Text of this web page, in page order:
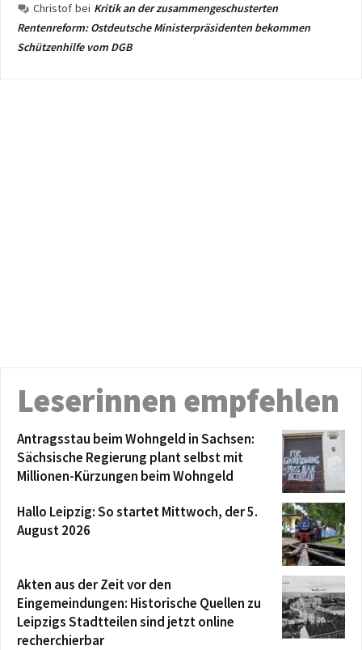
Christof bei Kritik an der zusammengeschusterten
Rentenreform: Ostdeutsche Ministerpräsidenten bekommen
Schützenhilfe vom DGB
Leserinnen empfehlen
Antragsstau beim Wohngeld in Sachsen:
Sächsische Regierung plant selbst mit
Millionen-Kürzungen beim Wohngeld
Hallo Leipzig: So startet Mittwoch, der 5.
August 2026
Akten aus der Zeit vor den
Eingemeindungen: Historische Quellen zu
Leipzigs Stadtteilen sind jetzt online
recherchierbar